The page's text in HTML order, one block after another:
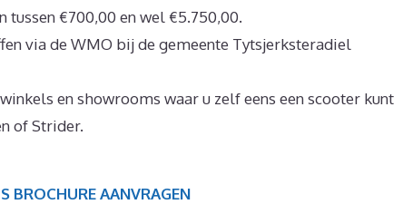
tussen €700,00 en wel €5.750,00.
via de WMO bij de gemeente Tytsjerksteradiel
en showrooms waar u zelf eens een scooter kunt
of Strider.
BROCHURE AANVRAGEN